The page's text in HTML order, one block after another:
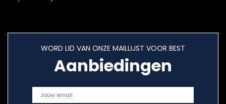
WORD LID VAN ONZE MAILLIJST VOOR BEST
Aanbiedingen